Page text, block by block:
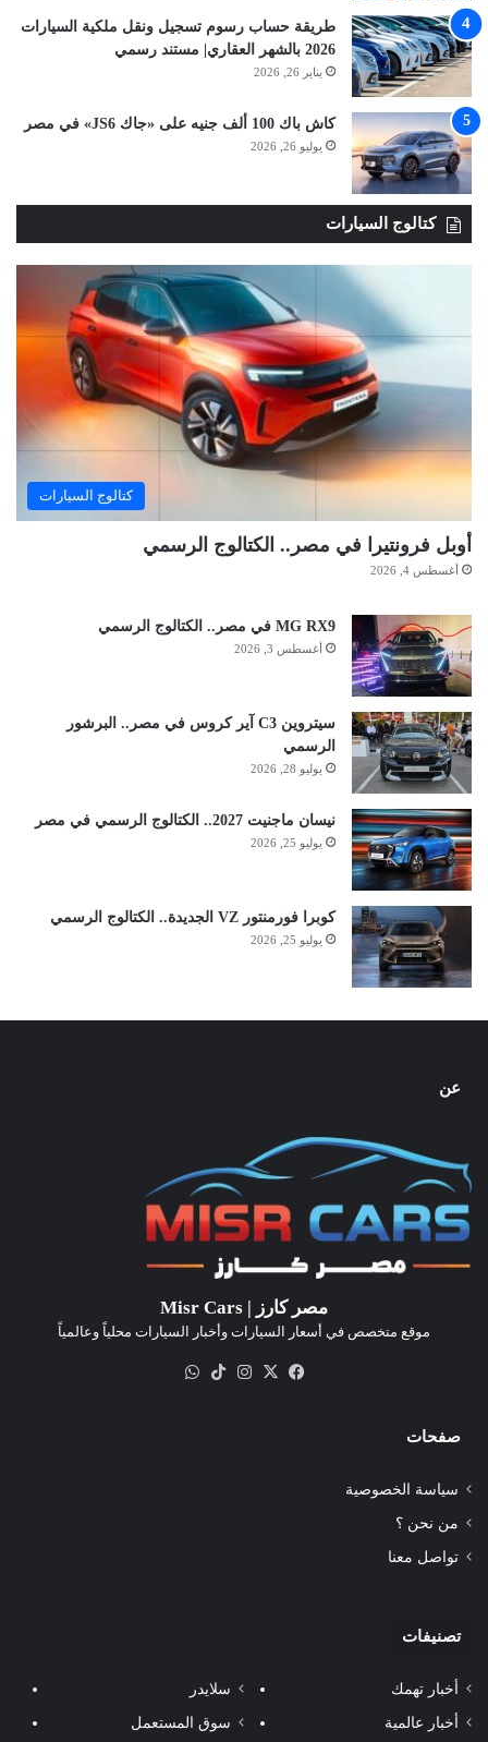
طريقة حساب رسوم تسجيل ونقل ملكية السيارات
2026 بالشهر العقاري| مستند رسمي
يناير 26, 2026
كاش باك 100 ألف جنيه على «جاك JS6» في مصر
يوليو 26, 2026
كتالوج السيارات
كتالوج السيارات
أوبل فرونتيرا في مصر.. الكتالوج الرسمي
أغسطس 4, 2026
MG RX9 في مصر.. الكتالوج الرسمي
أغسطس 3, 2026
سيتروين C3 آير كروس في مصر.. البرشور
الرسمي
يوليو 28, 2026
نيسان ماجنيت 2027.. الكتالوج الرسمي في مصر
يوليو 25, 2026
كوبرا فورمنتور VZ الجديدة.. الكتالوج الرسمي
يوليو 25, 2026
عن
مصر كارز | Misr Cars
موقع متخصص في أسعار السيارات وأخبار السيارات محلياً وعالمياً
فيسبوك
‫X انستقرام‫TikTok
صفحات
سياسة الخصوصية
من نحن ؟
تواصل معنا
تصنيفات
أخبار تهمك
أخبار عالمية
سلايدر
سوق المستعمل